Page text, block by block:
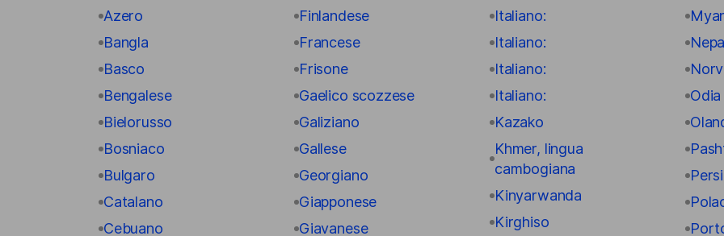
Azero
Bangla
Basco
Bengalese
Bielorusso
Bosniaco
Bulgaro
Catalano
Cebuano
Finlandese
Francese
Frisone
Gaelico scozzese
Galiziano
Gallese
Georgiano
Giapponese
Giavanese
Italiano:
Italiano:
Italiano:
Italiano:
Kazako
Khmer, lingua
cambogiana
Kinyarwanda
Kirghiso
Odia